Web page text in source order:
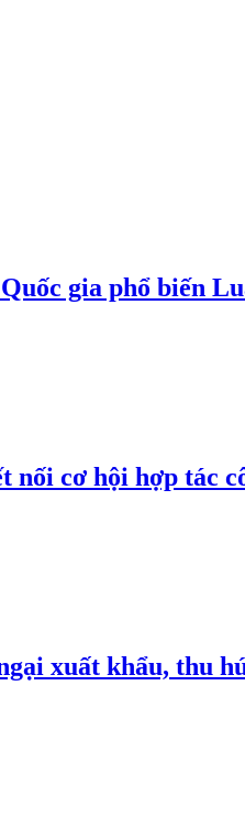
gia phổ biến
nối cơ hội hợp tác
xuất khẩu, thu